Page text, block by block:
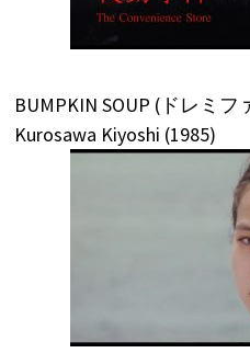
BUMPKIN SOUP (ドレミ
Kurosawa Kiyoshi (1985)